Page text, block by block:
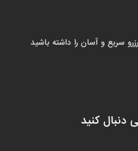
سریع و آسان را داشته باشید
دنبال کنید